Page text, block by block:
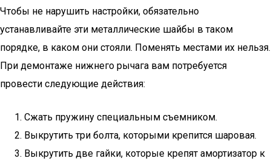
Чтобы не нарушить настройки, обязательно
устанавливайте эти металлические шайбы в таком
порядке, в каком они стояли. Поменять местами их нельзя.
При демонтаже нижнего рычага вам потребуется
провести следующие действия:
Сжать пружину специальным съемником.
Выкрутить три болта, которыми крепится шаровая.
Выкрутить две гайки, которые крепят амортизатор к